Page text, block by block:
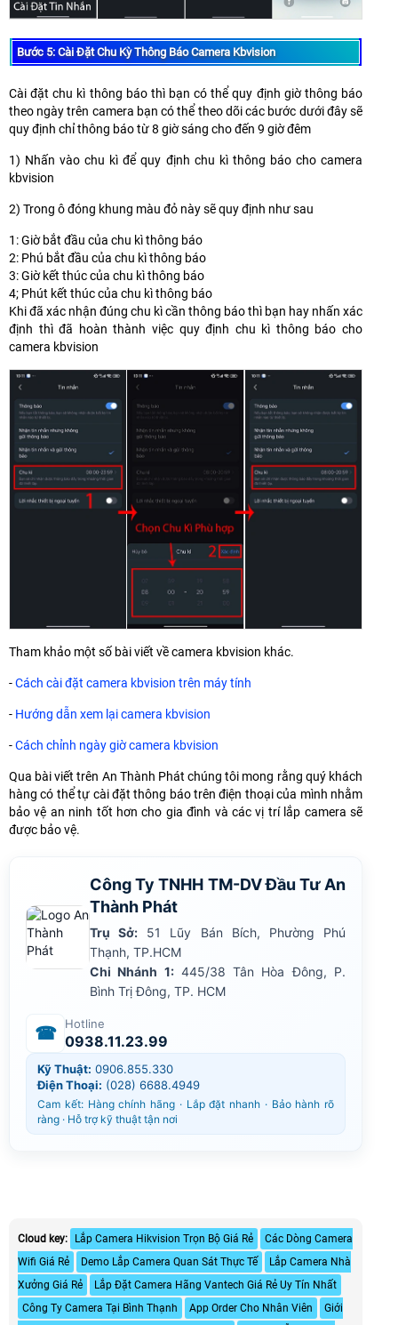
Bước 5: Cài Đặt Chu Kỳ Thông Báo Camera Kbvision
Cài đặt chu kì thông báo thì bạn có thể quy định giờ thông báo
theo ngày trên camera bạn có thể theo dõi các bước dưới đây sẽ
quy định chỉ thông báo từ 8 giờ sáng cho đến 9 giờ đêm
1) Nhấn vào chu kì để quy định chu kì thông báo cho camera
kbvision
2) Trong ô đóng khung màu đỏ này sẽ quy định như sau
1: Giờ bắt đầu của chu kì thông báo
2: Phú bắt đầu của chu kì thông báo
3: Giờ kết thúc của chu kì thông báo
4; Phút kết thúc của chu kì thông báo
Khi đã xác nhận đúng chu kì cần thông báo thì bạn hay nhấn xác
định thì đã hoàn thành việc quy định chu kì thông báo cho
camera kbvision
Tham khảo một số bài viết về camera kbvision khác.
-Cách cài đặt camera kbvision trên máy tính
- Hướng dẫn xem lại camera kbvision
-Cách chỉnh ngày giờ camera kbvision
Qua bài viết trên An Thành Phát chúng tôi mong rằng quý khách
hàng có thể tự cài đặt thông báo trên điện thoại của mình nhằm
bảo vệ an ninh tốt hơn cho gia đình và các vị trí lắp camera sẽ
được bảo vệ.
Công Ty TNHH TM-DV Đầu Tư An
Thành Phát
Trụ Sở: 51 Lũy Bán Bích, Phường Phú
Thạnh, TP.HCM
Chi Nhánh 1:445/38 Tân Hòa Đông, P.
Bình Trị Đông, TP. HCM
☎ Hotline
0938.11.23.99
Kỹ Thuật: 0906.855.330
Điện Thoại: (028) 6688.4949
Cam kết: Hàng chính hãng · Lắp đặt nhanh · Bảo hành rõ
ràng · Hỗ trợ kỹ thuật tận nơi
Cloud key: Lắp Camera Hikvision Trọn Bộ Giá Rẻ
Các Dòng Camera
Wifi Giá Rẻ
Demo Lắp Camera Quan Sát Thực Tế
Lắp Camera Nhà
Xưởng Giá Rẻ
Lắp Đặt Camera Hãng Vantech Giá Rẻ Uy Tín Nhất
Công Ty Camera Tại Bình Thạnh
App Order Cho Nhân Viên
Giới